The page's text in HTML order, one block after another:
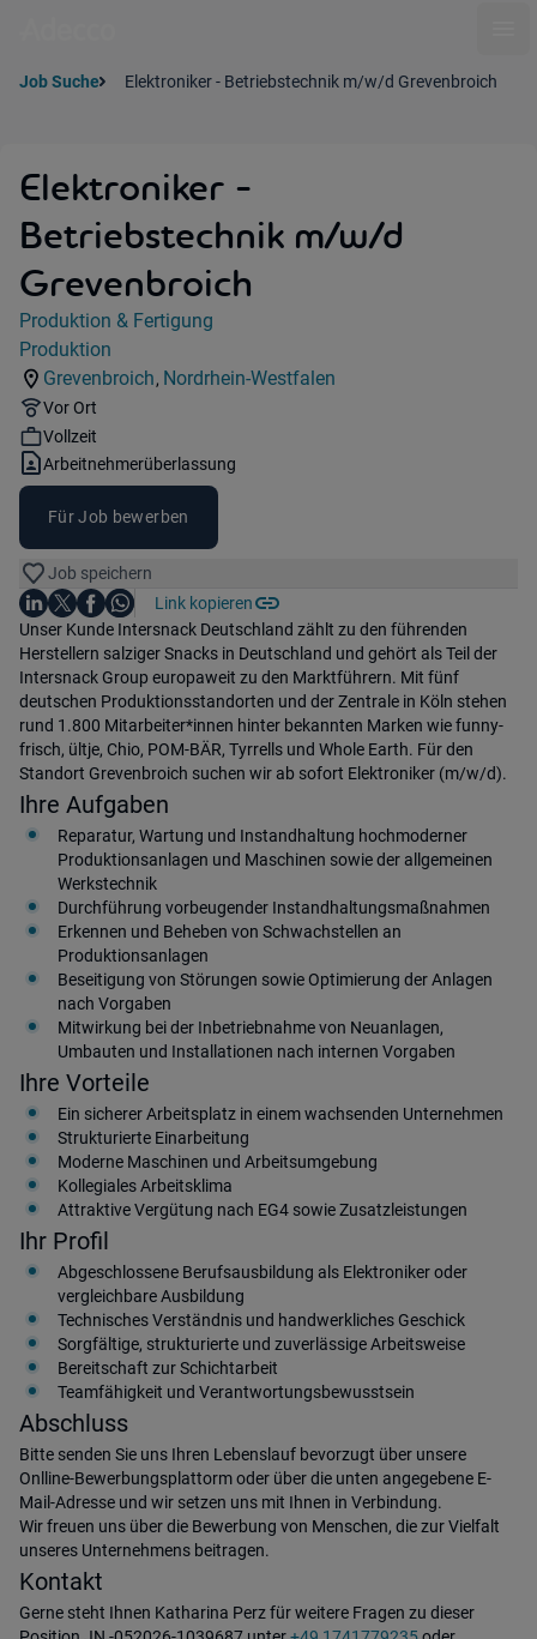
Job Suche Elektroniker - Betriebstechnik m/w/d Grevenbroich
Elektroniker -
Betriebstechnik m/w/d
Grevenbroich
Jobdetails
Kategorie:
Produktion & Fertigung
Industry:
Produktion
Standorte:
Grevenbroich,
Region:
Nordrhein-Westfalen
Remote Option:
Vor Ort
Workhours:
Vollzeit
Vertragsart:
Arbeitnehmerüberlassung
Für Job bewerben
Job speichern
Teile diesen Job
Auf LinkedIn teilen
Auf X teilen
Auf Facebook teilen
Auf WhatsApp teilen
Link kopieren
Einleitung
Unser Kunde Intersnack Deutschland zählt zu den führenden
Herstellern salziger Snacks in Deutschland und gehört als Teil der
Intersnack Group europaweit zu den Marktführern. Mit fünf
deutschen Produktionsstandorten und der Zentrale in Köln stehen
rund 1.800 Mitarbeiter*innen hinter bekannten Marken wie funny-
frisch, ültje, Chio, POM-BÄR, Tyrrells und Whole Earth. Für den
Standort Grevenbroich suchen wir ab sofort Elektroniker (m/w/d).
Ihre Aufgaben
Reparatur, Wartung und Instandhaltung hochmoderner
Produktionsanlagen und Maschinen sowie der allgemeinen
Werkstechnik
Durchführung vorbeugender Instandhaltungsmaßnahmen
Erkennen und Beheben von Schwachstellen an
Produktionsanlagen
Beseitigung von Störungen sowie Optimierung der Anlagen
nach Vorgaben
Mitwirkung bei der Inbetriebnahme von Neuanlagen,
Umbauten und Installationen nach internen Vorgaben
Ihre Vorteile
Ein sicherer Arbeitsplatz in einem wachsenden Unternehmen
Strukturierte Einarbeitung
Moderne Maschinen und Arbeitsumgebung
Kollegiales Arbeitsklima
Attraktive Vergütung nach EG4 sowie Zusatzleistungen
Ihr Profil
Abgeschlossene Berufsausbildung als Elektroniker oder
vergleichbare Ausbildung
Technisches Verständnis und handwerkliches Geschick
Sorgfältige, strukturierte und zuverlässige Arbeitsweise
Bereitschaft zur Schichtarbeit
Teamfähigkeit und Verantwortungsbewusstsein
Abschluss
Bitte senden Sie uns Ihren Lebenslauf bevorzugt über unsere
Onlline-Bewerbungsplattorm oder über die unten angegebene E-
Mail-Adresse und wir setzen uns mit Ihnen in Verbindung.
Wir freuen uns über die Bewerbung von Menschen, die zur Vielfalt
unseres Unternehmens beitragen.
Kontakt
Gerne steht Ihnen Katharina Perz für weitere Fragen zu dieser